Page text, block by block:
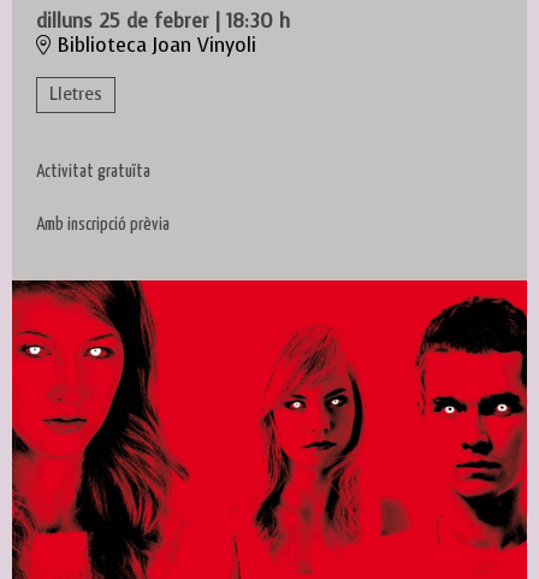
dilluns 25 de febrer | 18:30 h
Biblioteca Joan Vinyoli
Lletres
Activitat gratuïta
Amb inscripció prèvia